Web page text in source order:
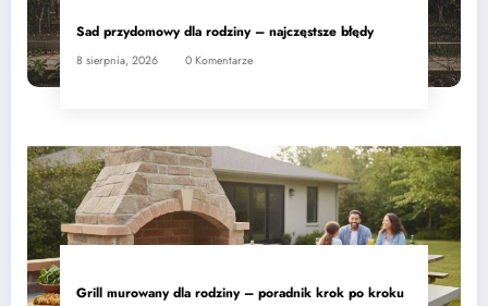
Sad przydomowy dla rodziny – najczęstsze błędy
8 sierpnia, 2026 0 Komentarze
Grill murowany dla rodziny – poradnik krok po kroku